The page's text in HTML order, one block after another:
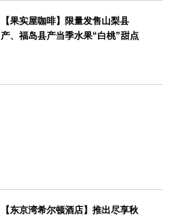
【果实屋咖啡】限量发售山梨县
产、福岛县产当季水果“白桃”甜点
【东京湾希尔顿酒店】推出尽享秋